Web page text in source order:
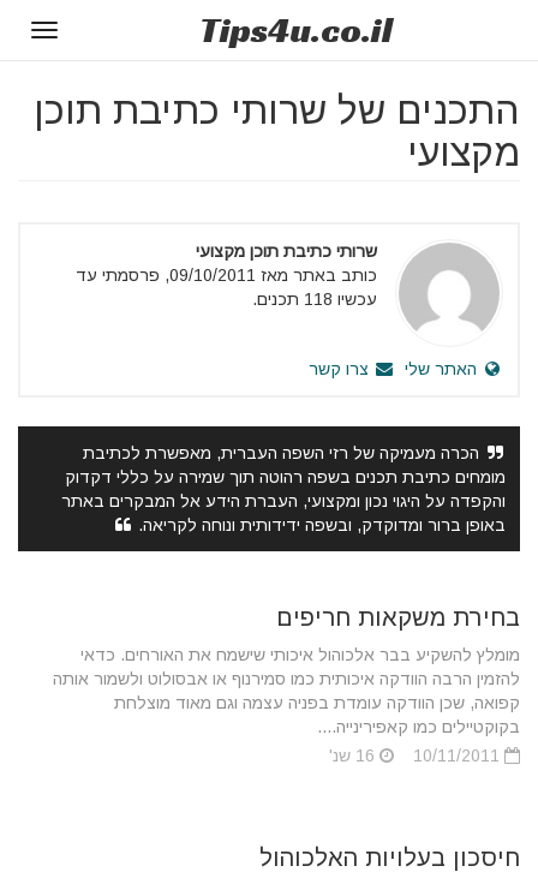
Tips4u.co.il
התכנים של שרותי כתיבת תוכן
מקצועי
שרותי כתיבת תוכן מקצועי
כותב באתר מאז 09/10/2011, פרסמתי עד
עכשיו 118 תכנים.
האתר שלי צרו קשר
הכרה מעמיקה של רזי השפה העברית, מאפשרת לכתיבת
מומחים כתיבת תכנים בשפה רהוטה תוך שמירה על כללי דקדוק
והקפדה על היגוי נכון ומקצועי, העברת הידע אל המבקרים באתר
באופן ברור ומדוקדק, ובשפה ידידותית ונוחה לקריאה.
בחירת משקאות חריפים
מומלץ להשקיע בבר אלכוהול איכותי שישמח את האורחים. כדאי
להזמין הרבה הוודקה איכותית כמו סמירנוף או אבסולוט ולשמור אותה
קפואה, שכן הוודקה עומדת בפניה עצמה וגם מאוד מוצלחת
בקוקטיילים כמו קאפירינייה....
חיסכון בעלויות האלכוהול